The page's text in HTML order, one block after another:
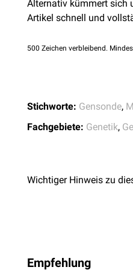
Diese Plasmide
Screening
Um die DNA
Gensonde und kann
Die identifizierte
Alternativ kümmert sich
Artikel schnell und
500 Zeichen verbleibend.
Stichworte: Gensonde,
Fachgebiete: Genetik,
Wichtiger Hinweis zu
Empfehlung